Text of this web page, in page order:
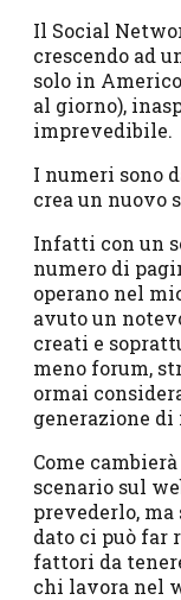
Il Social
crescendo ad
solo in
al giorno),
imprevedibile.
I numeri sono
crea un nuovo
Infatti con un
numero di
operano nel
avuto un
creati e
meno forum,
ormai
generazione
Come
scenario sul
prevederlo,
dato ci può far
fattori da
chi lavora nel